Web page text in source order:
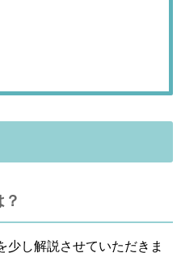
少し解説させていただきま